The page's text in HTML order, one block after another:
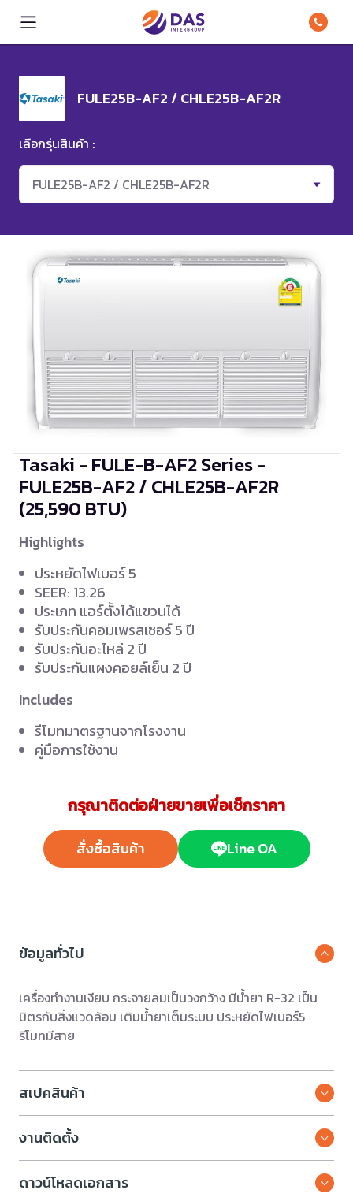
FULE25B-AF2 / CHLE25B-AF2R
เลือกรุ่นสินค้า :
FULE25B-AF2 / CHLE25B-AF2R
Tasaki - FULE-B-AF2 Series -
FULE25B-AF2 / CHLE25B-AF2R
(25,590 BTU)
Highlights
ประหยัดไฟเบอร์ 5
SEER: 13.26
ประเภท แอร์ตั้งได้แขวนได้
รับประกันคอมเพรสเซอร์ 5 ปี
รับประกันอะไหล่ 2 ปี
รับประกันแผงคอยล์เย็น 2 ปี
Includes
รีโมทมาตรฐานจากโรงงาน
คู่มือการใช้งาน
กรุณาติดต่อฝ่ายขายเพื่อเช็กราคา
สั่งซื้อสินค้า Line OA
ข้อมูลทั่วไป
เครื่องทำงานเงียบ กระจายลมเป็นวงกว้าง มีน้ำยา R-32 เป็น
มิตรกับสิ่งแวดล้อม เติมน้ำยาเต็มระบบ ประหยัดไฟเบอร์5
รีโมทมีสาย
สเปคสินค้า
งานติดตั้ง
ดาวน์โหลดเอกสาร